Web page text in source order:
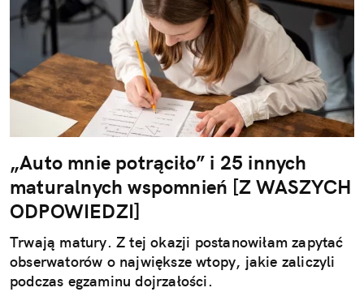
„Auto mnie potrąciło” i 25 innych
maturalnych wspomnień [Z WASZYCH
ODPOWIEDZI]
Trwają matury. Z tej okazji postanowiłam zapytać
obserwatorów o największe wtopy, jakie zaliczyli
podczas egzaminu dojrzałości.